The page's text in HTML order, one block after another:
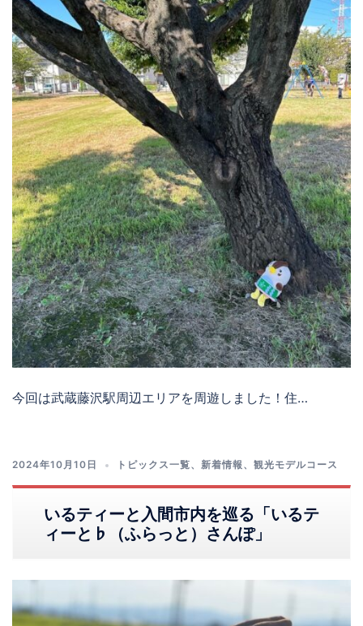
今回は武蔵藤沢駅周辺エリアを周遊しました！住…
2024年10月10日 トピックス一覧、 新着情報 、 観光モデルコース
いるティーと入間市内を巡る「いるテ
ィーと♭（ふらっと）さんぽ」